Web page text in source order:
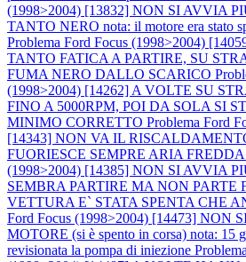
(1998>2004) [13832] NON SI AVVIA
TANTO NERO nota: il motore era stato
Problema Ford Focus (1998>2004)
TANTO FATICA A PARTIRE, SU
FUMA NERO DALLO SCARICO
(1998>2004) [14262] A VOLTE SU
FINO A 5000RPM, POI DA SOLA SI
MINIMO CORRETTO Problema Ford
[14343] NON VA IL
FUORIESCE SEMPRE ARIA FREDDA
(1998>2004) [14385] NON SI AVVIA
SEMBRA PARTIRE MA NON
VETTURA E` STATA SPENTA CHE
Ford Focus (1998>2004) [14473] NON
MOTORE (si è spento in corsa) nota: 15
revisionata la pompa di iniezione